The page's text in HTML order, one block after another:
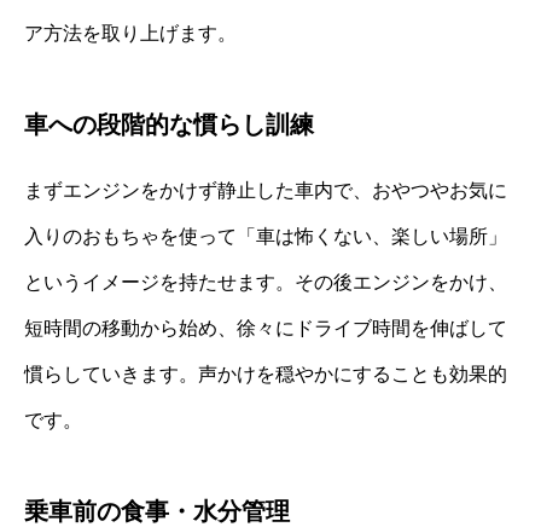
ア方法を取り上げます。
車への段階的な慣らし訓練
まずエンジンをかけず静止した車内で、おやつやお気に
入りのおもちゃを使って「車は怖くない、楽しい場所」
というイメージを持たせます。その後エンジンをかけ、
短時間の移動から始め、徐々にドライブ時間を伸ばして
慣らしていきます。声かけを穏やかにすることも効果的
です。
乗車前の食事・水分管理